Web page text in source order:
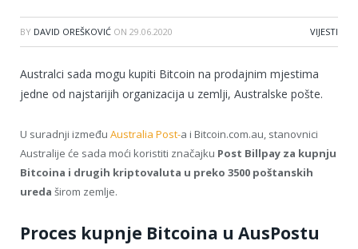
BY DAVID OREŠKOVIĆ ON 29.06.2020 VIJESTI
Australci sada mogu kupiti Bitcoin na prodajnim mjestima
jedne od najstarijih organizacija u zemlji, Australske pošte.
U suradnji između Australia Post-a i Bitcoin.com.au, stanovnici
Australije će sada moći koristiti značajku Post Billpay za kupnju
Bitcoina i drugih kriptovaluta u preko 3500 poštanskih
ureda širom zemlje.
Proces kupnje Bitcoina u AusPostu